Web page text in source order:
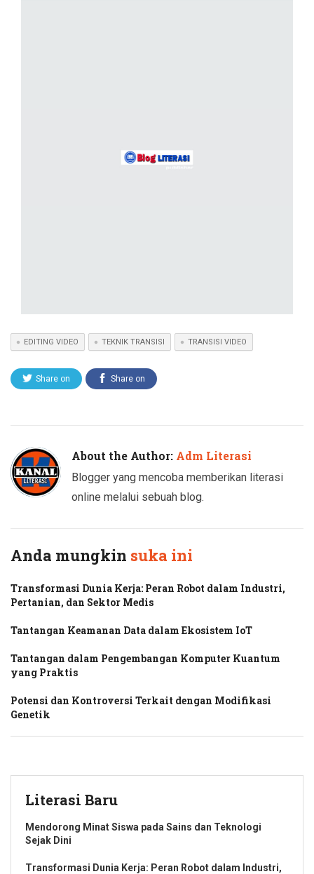
EDITING VIDEO TEKNIK TRANSISI TRANSISI VIDEO
Share on Share on
About the Author: Adm Literasi
Blogger yang mencoba memberikan literasi
online melalui sebuah blog.
Anda mungkin suka ini
Transformasi Dunia Kerja: Peran Robot dalam Industri,
Pertanian, dan Sektor Medis
Tantangan Keamanan Data dalam Ekosistem IoT
Tantangan dalam Pengembangan Komputer Kuantum
yang Praktis
Potensi dan Kontroversi Terkait dengan Modifikasi
Genetik
Literasi Baru
Mendorong Minat Siswa pada Sains dan Teknologi
Sejak Dini
Transformasi Dunia Kerja: Peran Robot dalam Industri,